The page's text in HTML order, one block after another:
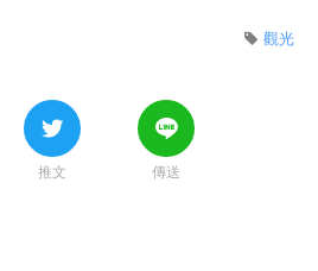
觀光
推文 傳送